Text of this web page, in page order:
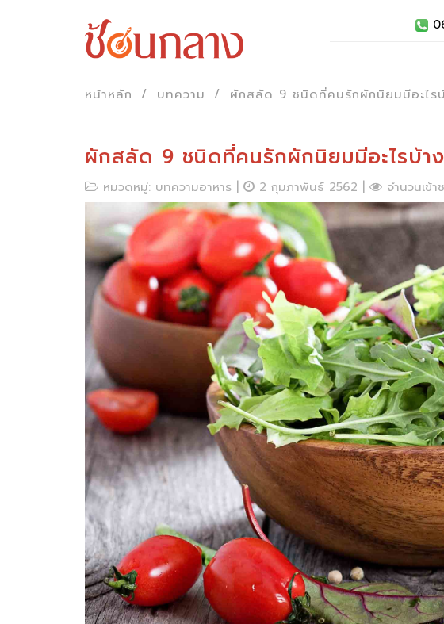
หน้าหลัก บทความ ผักสลัด 9 ชนิดที่คนรักผักนิยมมีอะไร
ผักสลัด 9 ชนิดที่คนรักผักนิยมมีอะไรบ้าง
หมวดหมู่: บทความอาหาร | 2 กุมภาพันธ์ 2562 | จำนวนเข้